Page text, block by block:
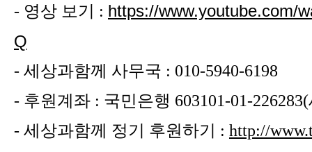
- 영상 보기 : https://www.youtube.com/
Q
- 세상과함께 사무국 : 010-5940-6198
- 후원계좌 : 국민은행 603101-01-
- 세상과함께 정기 후원하기 : http://